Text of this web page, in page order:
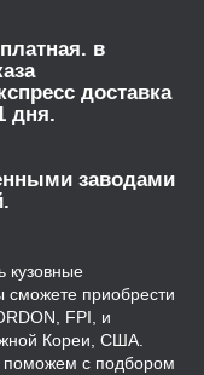
в
доставка
дня.
заводами
кузовные
сможете приобрести
FPI, и
Кореи, США.
с подбором